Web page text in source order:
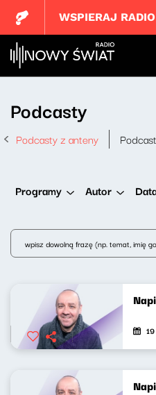
WSPIERAJ RADIO
Podcasty
Podcasty z anteny
Programy Autor